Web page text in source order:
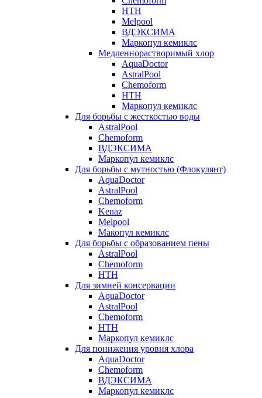
HTH
Melpool
ВДЭКСИМА
Маркопул кемиклс
Медленнорастворимый хлор
AquaDoctor
AstralPool
Chemoform
HTH
Маркопул кемиклс
Для борьбы с жесткостью воды
AstralPool
Chemoform
ВДЭКСИМА
Маркопул кемиклс
Для борьбы с мутностью (Флокулянт)
AquaDoctor
AstralPool
Chemoform
Kenaz
Melpool
Макопул кемиклс
Для борьбы с образованием пены
AstralPool
Chemoform
HTH
Для зимней консервации
AquaDoctor
AstralPool
Chemoform
HTH
Маркопул кемиклс
Для понижения уровня хлора
AquaDoctor
Chemoform
ВДЭКСИМА
Маркопул кемиклс